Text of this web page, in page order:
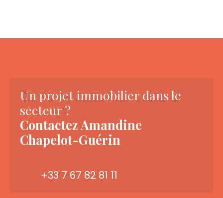
Un projet immobilier dans le
secteur ?
ContactezAmandine
Chapelot-Guérin
+33 7 67 82 81 11